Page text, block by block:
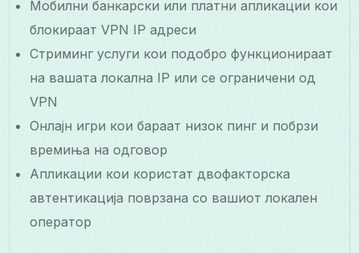
Мобилни банкарски или платни апликации кои
блокираат VPN IP адреси
Стриминг услуги кои подобро функционираат
на вашата локална IP или се ограничени од
VPN
Онлајн игри кои бараат низок пинг и побрзи
времиња на одговор
Апликации кои користат двофакторска
автентикација поврзана со вашиот локален
оператор